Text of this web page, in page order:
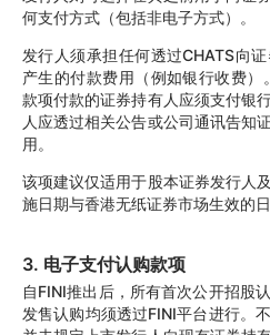
何支付方式（包括非电子方式）。
发行人须承担任何透过CHATS向
产生的付款费用（例如银行收费）
款项付款的证券持有人应须支付银
人应透过相关公告或公司通讯告知
用。
该项建议仅适用于股本证券发行人
施日期与香港无纸证券市场生效的日
3. 电子支付认购款项
自FINI推出后，所有首次公开招股
发售认购均须透过FINI平台进行。